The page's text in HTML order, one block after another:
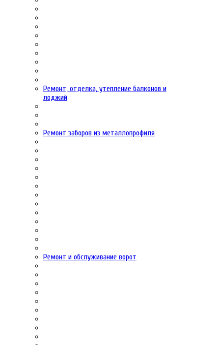
Ремонт, отделка, утепление балконов и
лоджий
Ремонт заборов из металлопрофиля
Ремонт и обслуживание ворот